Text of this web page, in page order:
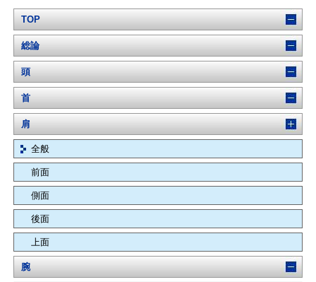
TOP
総論
頭
首
肩
全般
前面
側面
後面
上面
腕